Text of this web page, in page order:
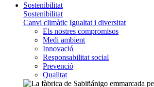
Sostenibilitat
Sostenibilitat
Canvi climàtic Igualtat i diversitat
Els nostres compromisos
Medi ambient
Innovació
Responsabilitat social
Prevenció
Qualitat